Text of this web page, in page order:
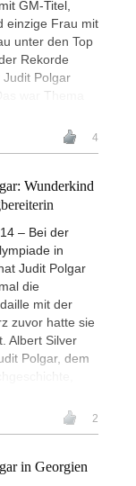
GM-Titel,
einzige Frau mit
unter den Top
Rekorde
Polgar
war Thema
4
Wunderkind
– Bei der
in
Judit Polgar
die
mit der
zuvor hatte sie
Albert Silver
Polgar, dem
2
in Georgien